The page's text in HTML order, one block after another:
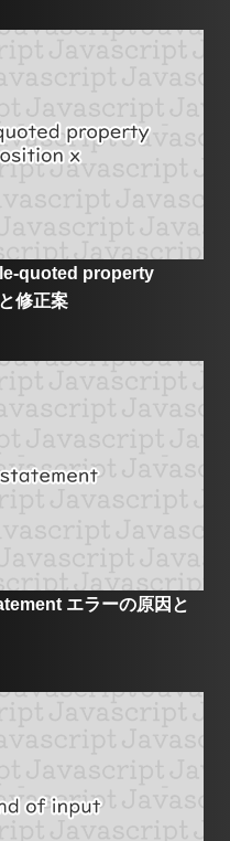
quoted property
修正案
エラーの原因と